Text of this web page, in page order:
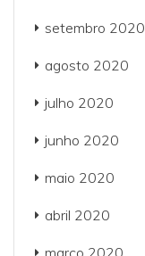
setembro 2020
agosto 2020
julho 2020
junho 2020
maio 2020
abril 2020
março 2020